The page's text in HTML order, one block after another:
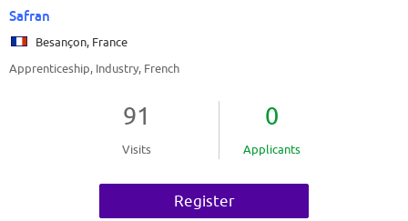
Safran
Besançon, France
Apprenticeship, Industry, French
91
Visits
0
Applicants
Register